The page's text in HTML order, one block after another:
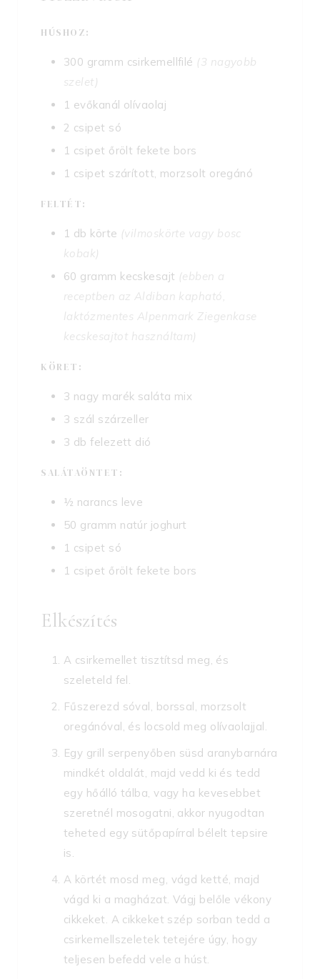
HÚSHOZ:
300 gramm csirkemellfilé (3 nagyobb
szelet)
1 evőkanál olívaolaj
2 csipet só
1 csipet őrölt fekete bors
1 csipet szárított, morzsolt oregánó
FELTÉT:
1 db körte (vilmoskörte vagy bosc
kobak)
60 gramm kecskesajt (ebben a
receptben az Aldiban kapható,
laktózmentes Alpenmark Ziegenkase
kecskesajtot használtam)
KÖRET:
3 nagy marék saláta mix
3 szál szárzeller
3 db felezett dió
SALÁTAÖNTET:
½ narancs leve
50 gramm natúr joghurt
1 csipet só
1 csipet őrölt fekete bors
Elkészítés
A csirkemellet tisztítsd meg, és
szeleteld fel.
Fűszerezd sóval, borssal, morzsolt
oregánóval, és locsold meg olívaolajjal.
Egy grill serpenyőben süsd aranybarnára
mindkét oldalát, majd vedd ki és tedd
egy hőálló tálba, vagy ha kevesebbet
szeretnél mosogatni, akkor nyugodtan
teheted egy sütőpapírral bélelt tepsire
is.
A körtét mosd meg, vágd ketté, majd
vágd ki a magházat. Vágj belőle vékony
cikkeket. A cikkeket szép sorban tedd a
csirkemellszeletek tetejére úgy, hogy
teljesen befedd vele a húst.